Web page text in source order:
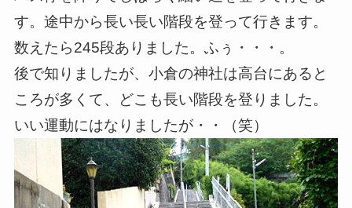
す。途中から長い長い階段を登って行きます。
数えたら245段ありました。ふぅ・・・。
後で知りましたが、小倉の神社は高台にあると
ころが多くて、どこも長い階段を登りました。
いい運動にはなりましたが・・（笑）